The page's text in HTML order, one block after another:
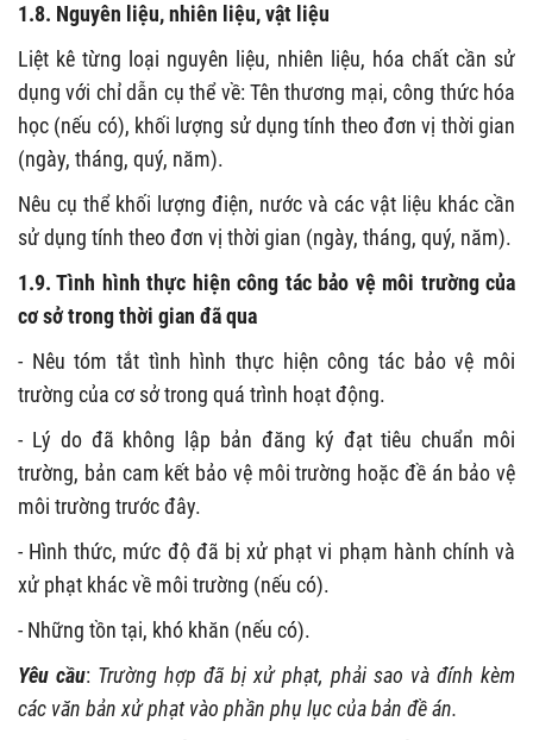
1.8. Nguyên liệu, nhiên liệu, vật liệu
Liệt kê từng loại nguyên liệu, nhiên liệu, hóa chất cần sử
dụng với chỉ dẫn cụ thể về: Tên thương mại, công thức hóa
học (nếu có), khối lượng sử dụng tính theo đơn vị thời gian
(ngày, tháng, quý, năm).
Nêu cụ thể khối lượng điện, nước và các vật liệu khác cần
sử dụng tính theo đơn vị thời gian (ngày, tháng, quý, năm).
1.9. Tình hình thực hiện công tác bảo vệ môi trường của
cơ sở trong thời gian đã qua
- Nêu tóm tắt tình hình thực hiện công tác bảo vệ môi
trường của cơ sở trong quá trình hoạt động.
- Lý do đã không lập bản đăng ký đạt tiêu chuẩn môi
trường, bản cam kết bảo vệ môi trường hoặc đề án bảo vệ
môi trường trước đây.
- Hình thức, mức độ đã bị xử phạt vi phạm hành chính và
xử phạt khác về môi trường (nếu có).
- Những tồn tại, khó khăn (nếu có).
Yêu cầu: Trường hợp đã bị xử phạt, phải sao và đính kèm
các văn bản xử phạt vào phần phụ lục của bản đề án.